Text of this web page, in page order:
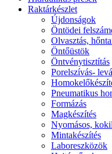
Raktárkészlet
Újdonságok
Öntödei
Olvasztás,
Öntőüstök
Öntvénytisztítás
Porelszívás-
Pneumatikus
Formázás
Magkészítés
Nyomásos,
Mintakészítés
Laboreszközök